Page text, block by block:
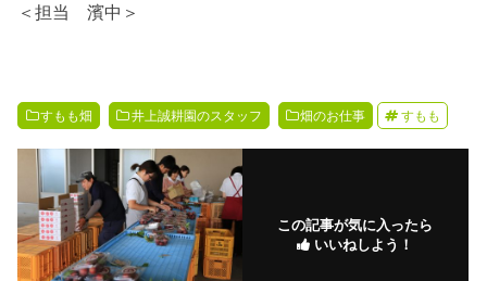
＜担当 濱中＞
すもも畑 井上誠耕園のスタッフ 畑のお仕事 すもも
この記事が気に入ったら
いいねしよう！